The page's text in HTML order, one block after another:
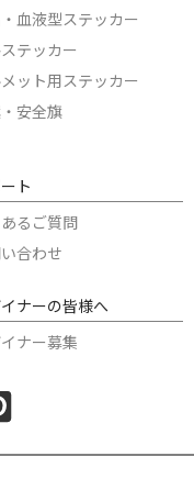
血液型ステッカー
テッカー
ット用ステッカー
安全旗
ト
るご質問
合わせ
ナーの皆様へ
ナー募集